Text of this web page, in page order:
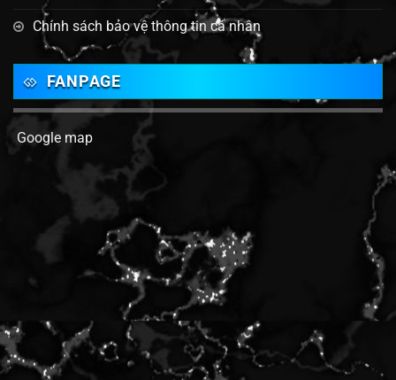
Chính sách bảo vệ thông tin cá nhân
FANPAGE
Google map